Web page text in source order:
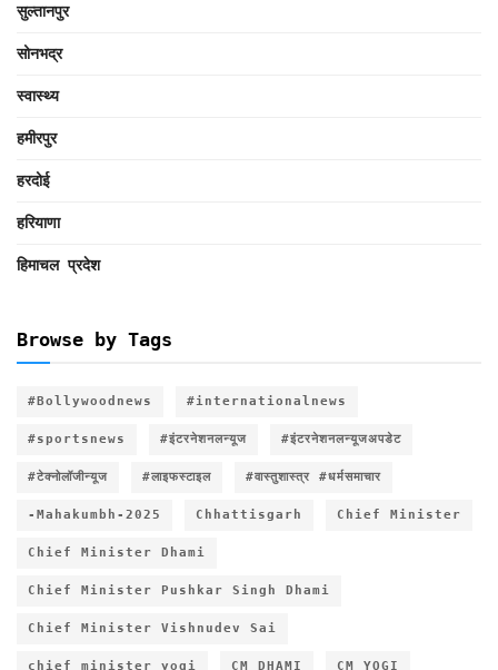
सुल्तानपुर
सोनभद्र
स्वास्थ्य
हमीरपुर
हरदोई
हरियाणा
हिमाचल प्रदेश
Browse by Tags
#Bollywoodnews #internationalnews
#sportsnews #इंटरनेशनलन्यूज #इंटरनेशनलन्यूजअपडेट
#टेक्नोलॉजीन्यूज #लाइफस्टाइल #वास्तुशास्त्र #धर्मसमाचार
-Mahakumbh-2025 Chhattisgarh Chief Minister
Chief Minister Dhami
Chief Minister Pushkar Singh Dhami
Chief Minister Vishnudev Sai
chief minister yogi CM DHAMI CM YOGI